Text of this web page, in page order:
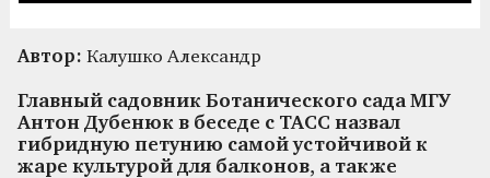
Автор: Калушко Александр
Главный садовник Ботанического сада МГУ
Антон Дубенюк в беседе с ТАСС назвал
гибридную петунию самой устойчивой к
жаре культурой для балконов, а также